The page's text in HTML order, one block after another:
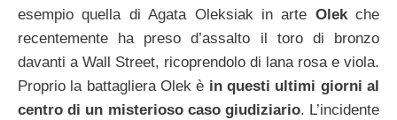
esempio quella di Agata Oleksiak in arte Olekche
recentemente ha preso d’assalto il toro di bronzo
davanti a Wall Street, ricoprendolo di lana rosa e viola.
Proprio la battagliera Olek è in questi ultimi giorni al
centro di un misterioso caso giudiziario. L’incidente